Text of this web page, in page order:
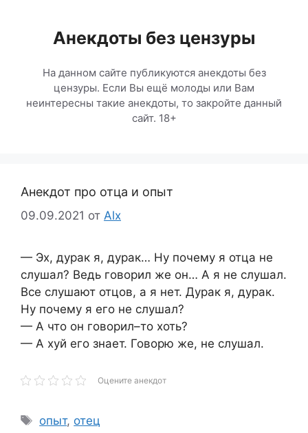
содержимомуАнекдоты без цензуры
На данном сайте публикуются анекдоты без
цензуры. Если Вы ещё молоды или Вам
неинтересны такие анекдоты, то закройте данный
сайт. 18+
Анекдот про отца и опыт
09.09.2021 от Alx
— Эх, дурак я, дурак… Ну почему я отца не
слушал? Ведь говорил же он… А я не слушал.
Все слушают отцов, а я нет. Дурак я, дурак.
Ну почему я его не слушал?
— А что он говорил–то хоть?
— А хуй его знает. Говорю же, не слушал.
Оцените анекдот
Метки
опыт, отец